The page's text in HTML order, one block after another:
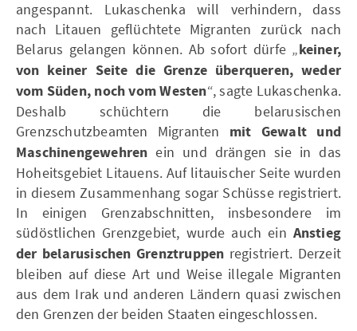
angespannt. Lukaschenka will verhindern, dass
nach Litauen geflüchtete Migranten zurück nach
Belarus gelangen können. Ab sofort dürfe „keiner,
von keiner Seite die Grenze überqueren, weder
vom Süden, noch vom Westen“, sagte Lukaschenka.
Deshalb schüchtern die belarusischen
Grenzschutzbeamten Migranten mit Gewalt und
Maschinengewehren ein und drängen sie in das
Hoheitsgebiet Litauens. Auf litauischer Seite wurden
in diesem Zusammenhang sogar Schüsse registriert.
In einigen Grenzabschnitten, insbesondere im
südöstlichen Grenzgebiet, wurde auch ein Anstieg
der belarusischen Grenztruppen registriert. Derzeit
bleiben auf diese Art und Weise illegale Migranten
aus dem Irak und anderen Ländern quasi zwischen
den Grenzen der beiden Staaten eingeschlossen.